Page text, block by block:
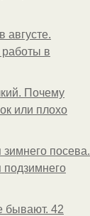
августе.
работы в
Почему
или плохо
посева.
подзимнего
бывают. 42